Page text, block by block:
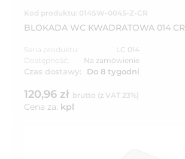
Kod produktu: 014SW-0045-Z-CR
BLOKADA WC KWADRATOWA 014 CR
Seria produktu:
LC 014
Dostępność:
Na zamówienie
Czas dostawy: Do 8 tygodni
120,96 zł brutto (z VAT 23%)
Cena za: kpl